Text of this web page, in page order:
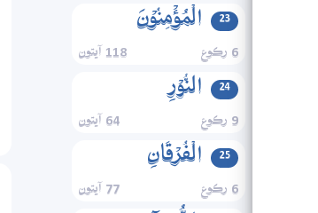
23 الۡمُؤۡمِنُوۡنَ
6 رڪوع 118 آيتون
24 النُّوۡرِ
9 رڪوع 64 آيتون
25 الۡفُرۡقَانِ
6 رڪوع 77 آيتون